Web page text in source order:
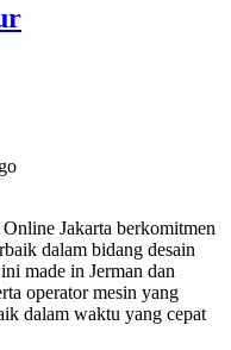
Jakarta berkomitmen
dalam bidang desain
made in Jerman dan
operator mesin yang
dalam waktu yang cepat